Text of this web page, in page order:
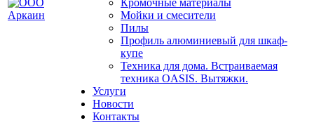
Кромочные материалы
Мойки и смесители
Пилы
Профиль алюминиевый для шкаф-
купе
Техника для дома. Встраиваемая
техника OASIS. Вытяжки.
Услуги
Новости
Контакты